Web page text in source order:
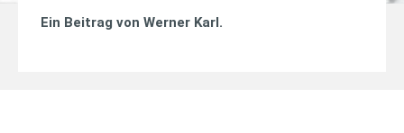
Ein Beitrag von Werner Karl.